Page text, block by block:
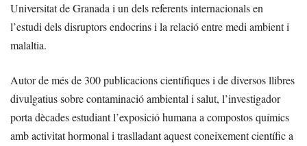
Universitat de Granada i un dels referents internacionals en
l’estudi dels disruptors endocrins i la relació entre medi ambient i
malaltia.
Autor de més de 300 publicacions científiques i de diversos llibres
divulgatius sobre contaminació ambiental i salut, l’investigador
porta dècades estudiant l’exposició humana a compostos químics
amb activitat hormonal i traslladant aquest coneixement científic a